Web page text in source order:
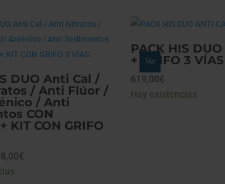
DUO Anti Cal /
/ Anti Flúor /
/ Anti
CON
KIT CON GRIFO
€Rango
PACK HIS
+ GRIFO 3 VÍAS
619,00€
Hay existencias
Ver